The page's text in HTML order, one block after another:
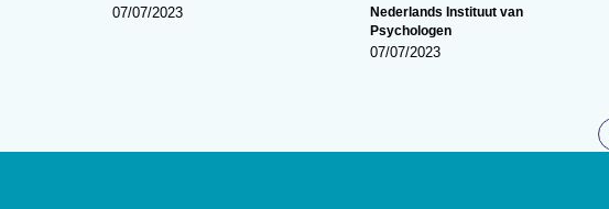
07/07/2023
Nederlands Instituut van
Psychologen
07/07/2023